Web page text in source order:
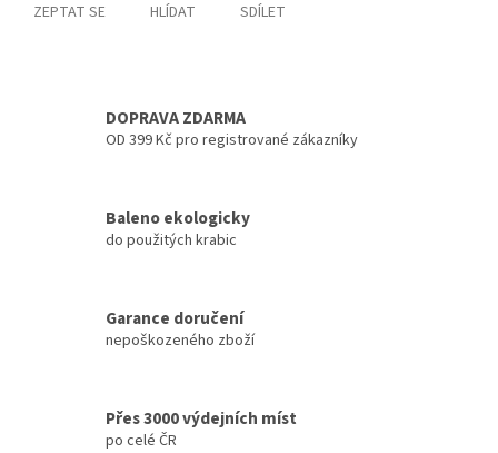
ZEPTAT SE HLÍDAT SDÍLET
DOPRAVA ZDARMA
OD 399 Kč pro registrované zákazníky
Baleno ekologicky
do použitých krabic
Garance doručení
nepoškozeného zboží
Přes 3000 výdejních míst
po celé ČR